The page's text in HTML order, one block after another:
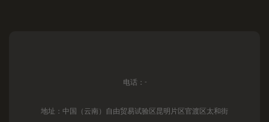
电话：-
地址：中国（云南）自由贸易试验区昆明片区官渡区太和街